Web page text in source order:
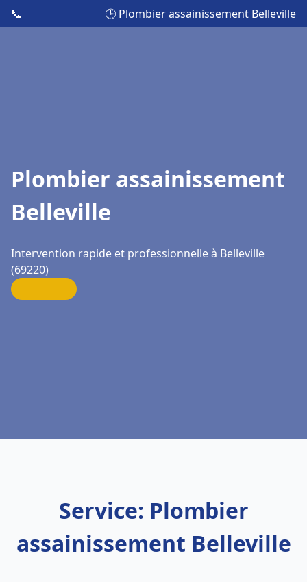
📞 🕒 Plombier assainissement Belleville
Plombier assainissement
Belleville
Intervention rapide et professionnelle à Belleville
(69220)
Service: Plombier
assainissement Belleville